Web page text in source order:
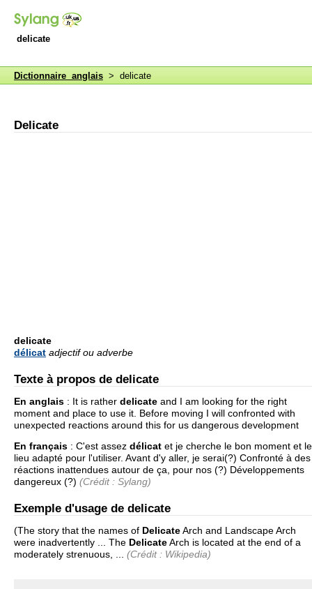
delicate
Dictionnaire anglais > delicate
Delicate
delicate
délicat adjectif ou adverbe
Texte à propos de delicate
En anglais : It is rather delicate and I am looking for the right
moment and place to use it. Before moving I will confronted with
unexpected reactions around this for us dangerous development
En français : C'est assez délicat et je cherche le bon moment et le
lieu adapté pour l'utiliser. Avant d'y aller, je serai(?) Confronté à des
réactions inattendues autour de ça, pour nos (?) Développements
dangereux (?) (Crédit : Sylang)
Exemple d'usage de delicate
(The story that the names of DelicateArch and Landscape Arch
were inadvertently ... The DelicateArch is located at the end of a
moderately strenuous, ... (Crédit : Wikipedia)